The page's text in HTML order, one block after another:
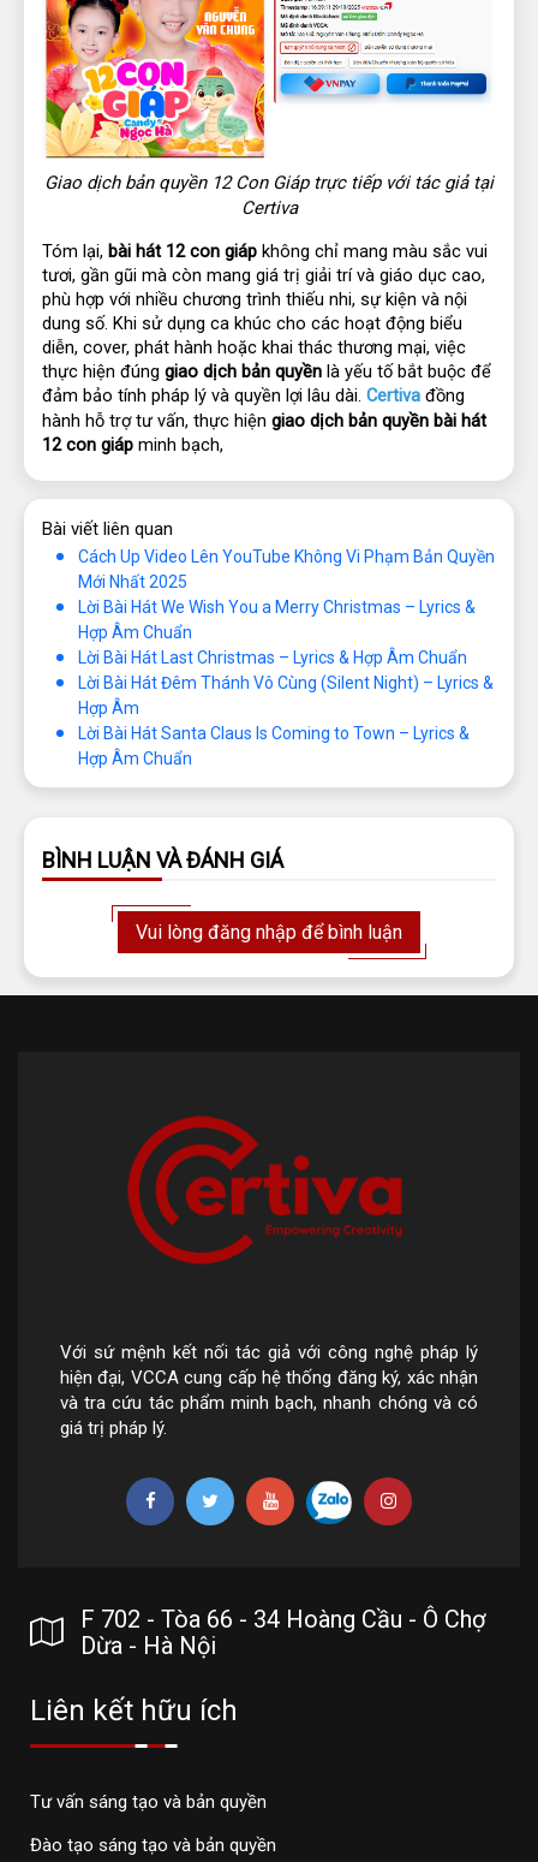
Giao dịch bản quyền 12 Con Giáp trực tiếp với tác giả tại
Certiva
Tóm lại, bài hát 12 con giáp không chỉ mang màu sắc vui
tươi, gần gũi mà còn mang giá trị giải trí và giáo dục cao,
phù hợp với nhiều chương trình thiếu nhi, sự kiện và nội
dung số. Khi sử dụng ca khúc cho các hoạt động biểu
diễn, cover, phát hành hoặc khai thác thương mại, việc
thực hiện đúng giao dịch bản quyền là yếu tố bắt buộc để
đảm bảo tính pháp lý và quyền lợi lâu dài. Certiva đồng
hành hỗ trợ tư vấn, thực hiện giao dịch bản quyền bài hát
12 con giáp minh bạch,
Bài viết liên quan
Cách Up Video Lên YouTube Không Vi Phạm Bản Quyền
Mới Nhất 2025
Lời Bài Hát We Wish You a Merry Christmas – Lyrics &
Hợp Âm Chuẩn
Lời Bài Hát Last Christmas – Lyrics & Hợp Âm Chuẩn
Lời Bài Hát Đêm Thánh Vô Cùng (Silent Night) – Lyrics &
Hợp Âm
Lời Bài Hát Santa Claus Is Coming to Town – Lyrics &
Hợp Âm Chuẩn
BÌNH LUẬN VÀ ĐÁNH GIÁ
Vui lòng đăng nhập để bình luận
Với sứ mệnh kết nối tác giả với công nghệ pháp lý
hiện đại, VCCA cung cấp hệ thống đăng ký, xác nhận
và tra cứu tác phẩm minh bạch, nhanh chóng và có
giá trị pháp lý.
F 702 - Tòa 66 - 34 Hoàng Cầu - Ô Chợ
Dừa - Hà Nội
Liên kết hữu ích
Tư vấn sáng tạo và bản quyền
Đào tạo sáng tạo và bản quyền